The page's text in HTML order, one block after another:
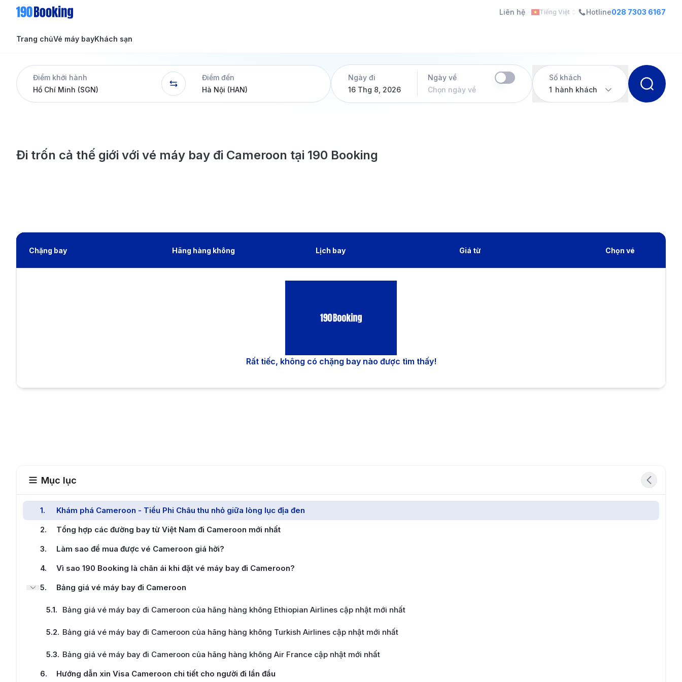
Liên hệ Tiếng Việt Hotline028 7303 6167
Trang chủVé máy bay
Tin tức
Dịch vụ
Khách sạn
Tin tức
Điểm khởi hành
Điểm đến
Ngày đi
16 Thg 8, 2026
Ngày về
Chọn ngày về
Số khách
1 hành khách
Đi trốn cả thế giới với vé máy bay đi Cameroon tại 190 Booking
Chặng bay Hãng hàng không Lịch bay Giá từ Chọn vé
Rất tiếc, không có chặng bay nào được tìm thấy!
Mục lục
1.
Khám phá Cameroon - Tiểu Phi Châu thu nhỏ giữa lòng lục địa đen
2.
Tổng hợp các đường bay từ Việt Nam đi Cameroon mới nhất
3.
Làm sao để mua được vé Cameroon giá hời?
4.
Vì sao 190 Booking là chân ái khi đặt vé máy bay đi Cameroon?
5. Bảng giá vé máy bay đi Cameroon
5.1. Bảng giá vé máy bay đi Cameroon của hãng hàng không Ethiopian Airlines cập nhật mới nhất
5.2. Bảng giá vé máy bay đi Cameroon của hãng hàng không Turkish Airlines cập nhật mới nhất
5.3. Bảng giá vé máy bay đi Cameroon của hãng hàng không Air France cập nhật mới nhất
6.
Hướng dẫn xin Visa Cameroon chi tiết cho người đi lần đầu